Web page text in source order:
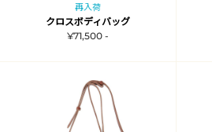
再入荷
クロスボディバッグ
¥71,500 -